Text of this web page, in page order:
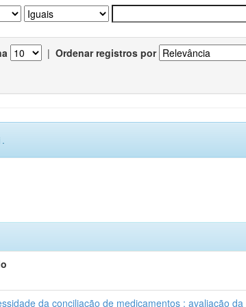
| Ordenar registros por
da conciliação de medicamentos : avaliação